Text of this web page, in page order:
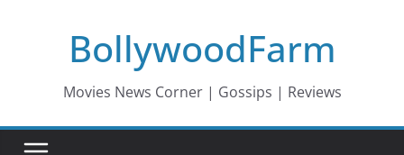
BollywoodFarm
Movies News Corner | Gossips | Reviews